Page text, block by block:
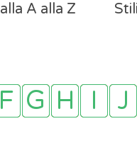
A alla Z